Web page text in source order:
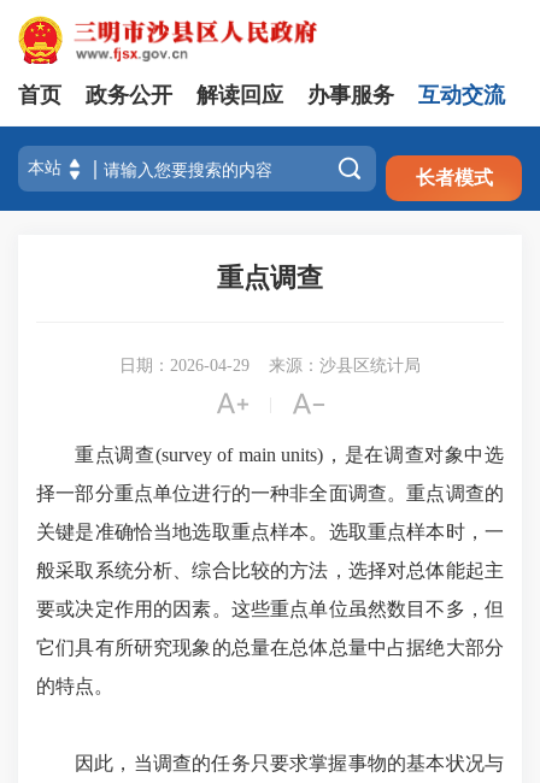
注册 登录
首页 政务公开 解读回应 办事服务 互动交流
 长者模式
重点调查
日期：2026-04-29 来源：沙县区统计局
 
重点调查(survey of main units)，是在调查对象中选
择一部分重点单位进行的一种非全面调查。重点调查的
关键是准确恰当地选取重点样本。选取重点样本时，一
般采取系统分析、综合比较的方法，选择对总体能起主
要或决定作用的因素。这些重点单位虽然数目不多，但
它们具有所研究现象的总量在总体总量中占据绝大部分
的特点。
因此，当调查的任务只要求掌握事物的基本状况与